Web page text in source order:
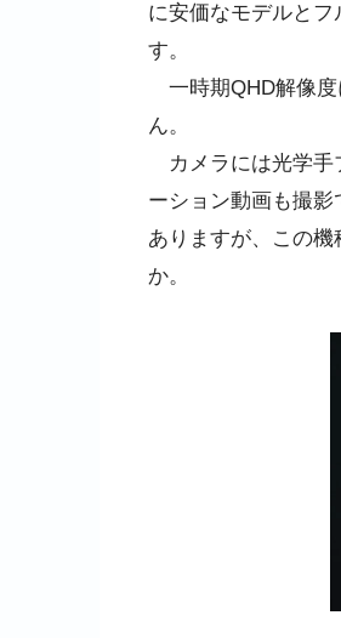
に安価なモデルと
す。
一時期QHD解像度
ん。
カメラには光学手
ーション動画も撮
ありますが、この
か。